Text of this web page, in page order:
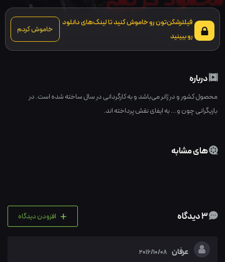
فیلترشکن‌تون رو خاموش کنید تا لینک‌های دانلود
رو ببینید
خاموش کردم
درباره
محصول کشور و در ژانر می‌باشد و به کارگردانی در سال ساخته شده است. در
بازیگرانی چون و... به ایفای نقش پرداخته اند.
های مشابه
+ افزودن دیدگاه
عرفان 2016/10/08